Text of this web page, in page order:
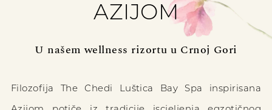
AZIJOM
U našem wellness rizortu u Crnoj Gori
Filozofija The Chedi Luštica Bay Spa inspirisana